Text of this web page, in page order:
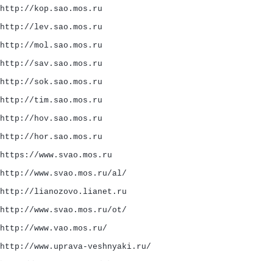
http://kop.sao.mos.ru
http://lev.sao.mos.ru
http://mol.sao.mos.ru
http://sav.sao.mos.ru
http://sok.sao.mos.ru
http://tim.sao.mos.ru
http://hov.sao.mos.ru
http://hor.sao.mos.ru
https://www.svao.mos.ru
http://www.svao.mos.ru/al/
http://lianozovo.lianet.ru
http://www.svao.mos.ru/ot/
http://www.vao.mos.ru/
http://www.uprava-veshnyaki.ru/